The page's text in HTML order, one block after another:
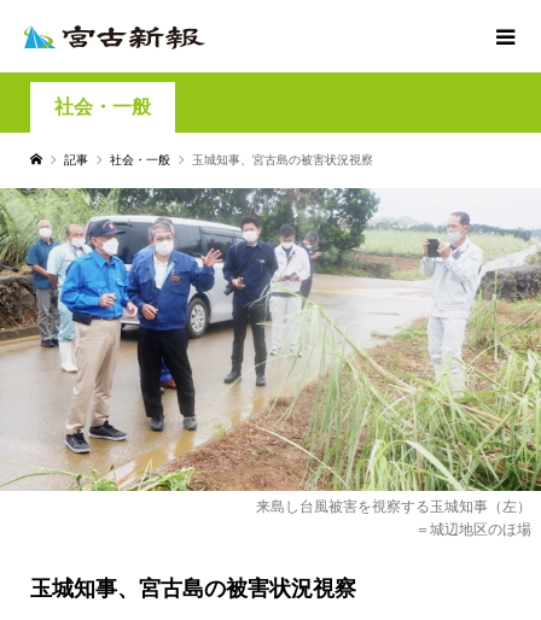
社会・一般
記事 社会・一般 玉城知事、宮古島の被害状況視察
来島し台風被害を視察する玉城知事（左）
＝城辺地区のほ場
玉城知事、宮古島の被害状況視察